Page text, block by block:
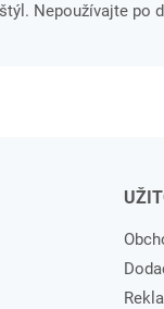
Nepoužívajte po